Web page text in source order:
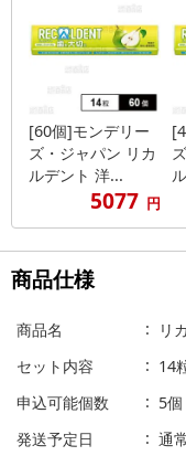
[60個]モンデリー
ズ・ジャパン リカ
ルデント 洋...
5077 円
商品仕様
商品名
リ
セット内容
14
申込可能個数
5個
発送予定日
通